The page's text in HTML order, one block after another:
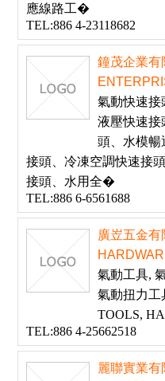
應線路工�
TEL:886 4-23118682
鐘茂企業有
氣動快速接
液壓快速接
頭、水模暢
接頭、冷凍空調快速接
接頭、水用全�
TEL:886 6-6561688
廣岦五金有
氣動工具,
氣動扭力
TOOLS,
TEL:886 4-25662518
麗聯實業